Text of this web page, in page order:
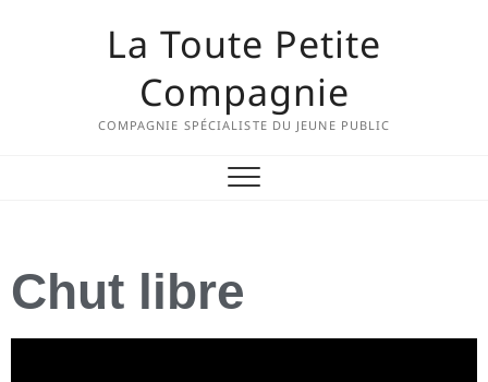
La Toute Petite
Compagnie
COMPAGNIE SPÉCIALISTE DU JEUNE PUBLIC
Chut libre